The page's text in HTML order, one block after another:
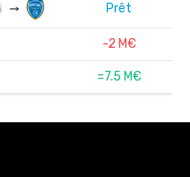
Prêt
-2 M€
=7.5 M€